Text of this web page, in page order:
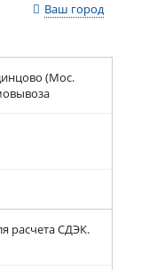
Ваш город
(Мос.
расчета СДЭК.